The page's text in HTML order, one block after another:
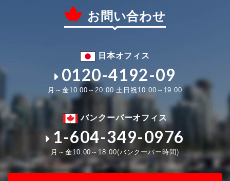
お問い合わせ
日本オフィス
0120-4192-09
月～金10:00～20:00 土日祝10:00～19:00
バンクーバーオフィス
1-604-349-0976
月～金10:00～18:00(バンクーバー時間)